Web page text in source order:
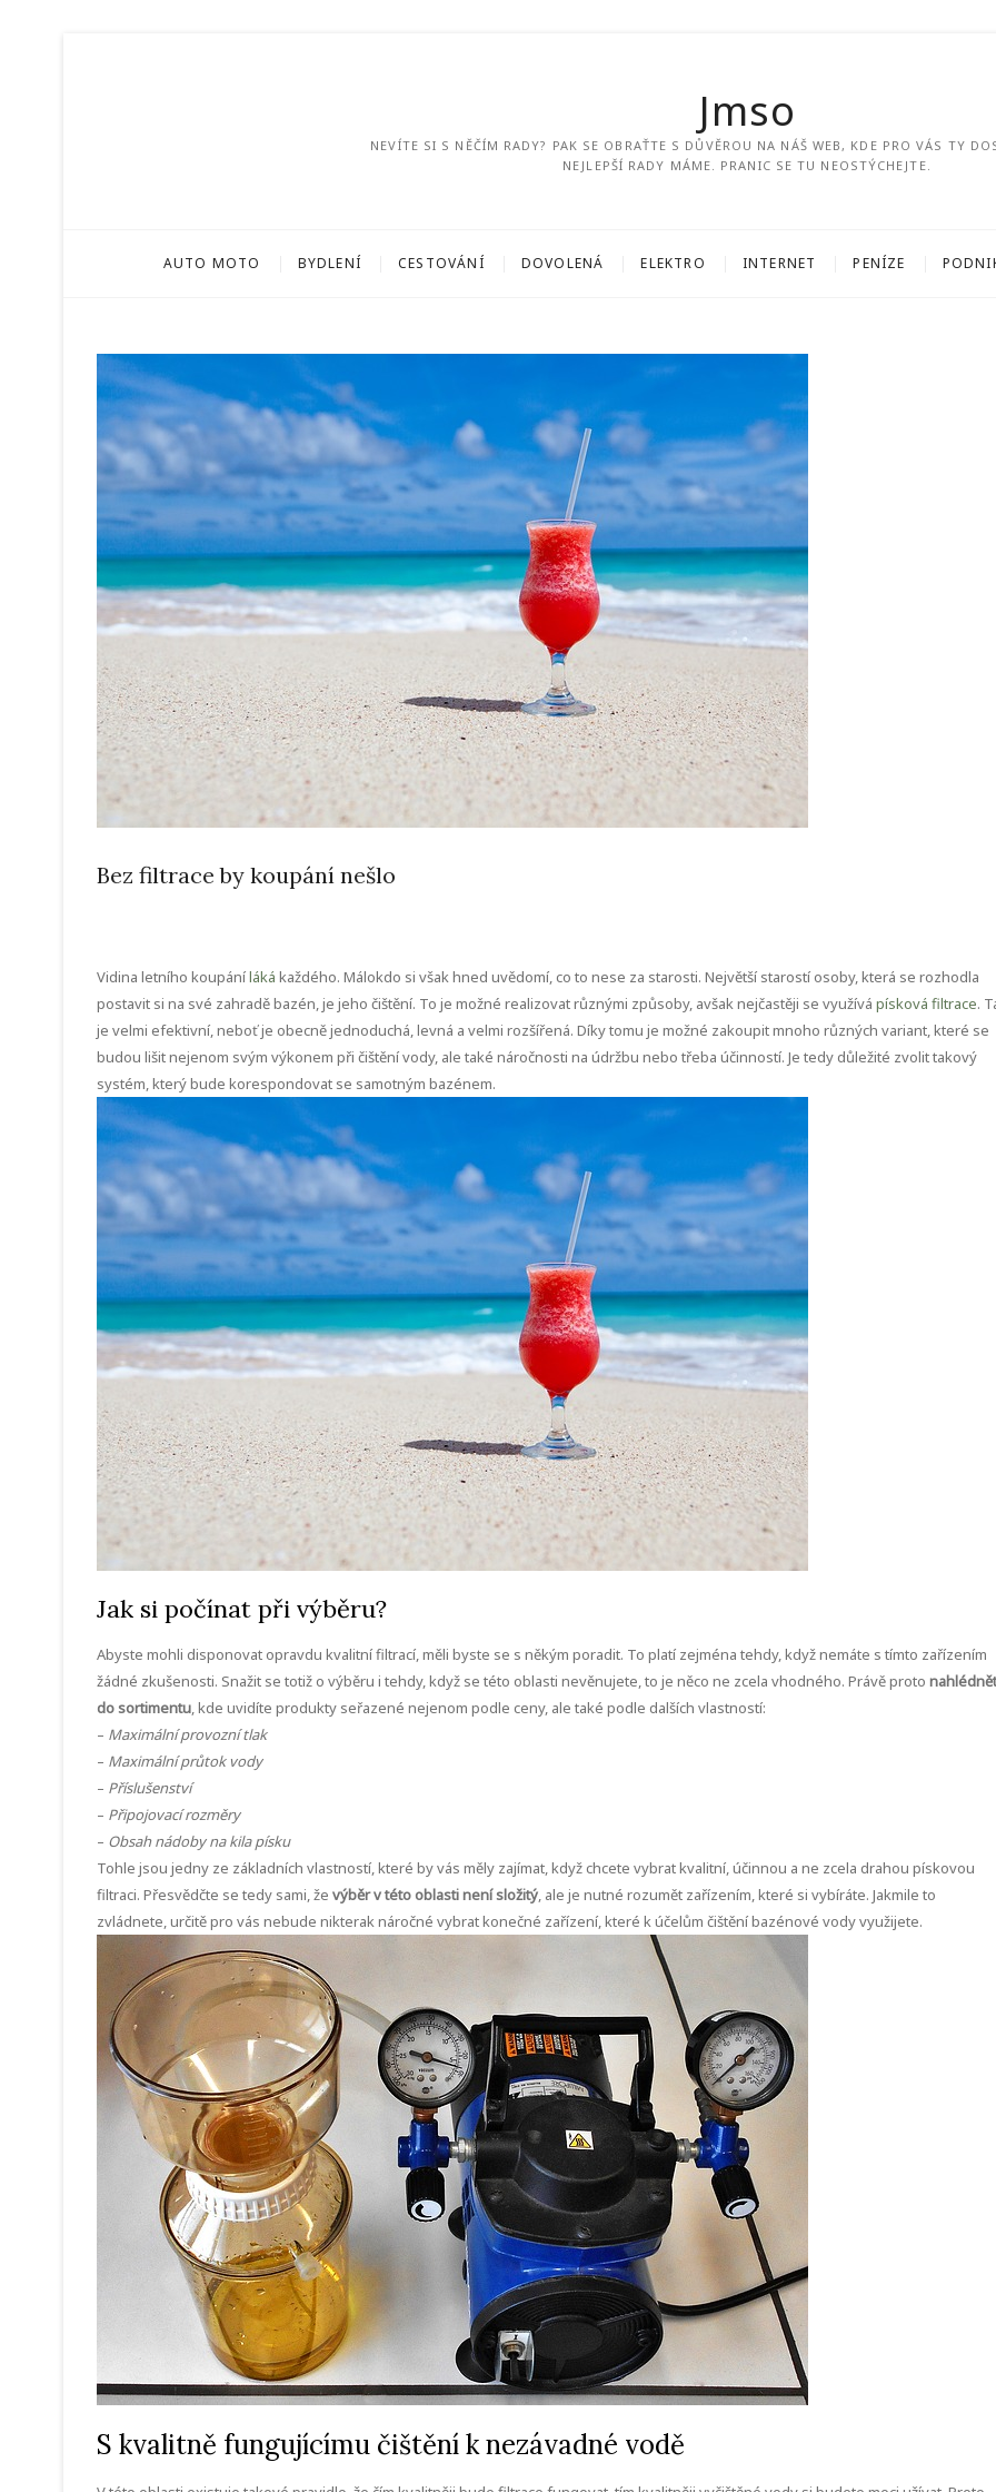
Jmso
NEVÍTE SI S NĚČÍM RADY? PAK SE OBRAŤTE S DŮVĚROU NA NÁŠ WEB, KDE PRO VÁS TY
NEJLEPŠÍ RADY MÁME. PRANIC SE TU NEOSTÝCHEJTE.
AUTO MOTO BYDLENÍ CESTOVÁNÍ DOVOLENÁ ELEKTRO INTERNET PENÍZE
Bez filtrace by koupání nešlo
Vidina letního koupáníláká každého. Málokdo si však hned uvědomí, co to nese za starosti. Největší starostí osoby, která se rozhodla
postavit si na své zahradě bazén, je jeho čištění. To je možné realizovat různými způsoby, avšak nejčastěji se využívá písková filtrace.
je velmi efektivní, neboť je obecně jednoduchá, levná a velmi rozšířená. Díky tomu je možné zakoupit mnoho různých variant, které se
budou lišit nejenom svým výkonem při čištění vody, ale také náročnosti na údržbu nebo třeba účinností. Je tedy důležité zvolit takový
systém, který bude korespondovat se samotným bazénem.
Jak si počínat při výběru?
Abyste mohli disponovat opravdu kvalitní filtrací, měli byste se s někým poradit. To platí zejména tehdy, když nemáte s tímto zařízením
žádné zkušenosti. Snažit se totiž o výběru i tehdy, když se této oblasti nevěnujete, to je něco ne zcela vhodného. Právě proto
do sortimentu, kde uvidíte produkty seřazené nejenom podle ceny, ale také podle dalších vlastností:
– Maximální provozní tlak
– Maximální průtok vody
– Příslušenství
– Připojovací rozměry
– Obsah nádoby na kila písku
Tohle jsou jedny ze základních vlastností, které by vás měly zajímat, když chcete vybrat kvalitní, účinnou a ne zcela drahou pískovou
filtraci. Přesvědčte se tedy sami, že výběr v této oblasti není složitý, ale je nutné rozumět zařízením, které si vybíráte. Jakmile to
zvládnete, určitě pro vás nebude nikterak náročné vybrat konečné zařízení, které k účelům čištění bazénové vody využijete.
S kvalitně fungujícímu čištění k nezávadné vodě